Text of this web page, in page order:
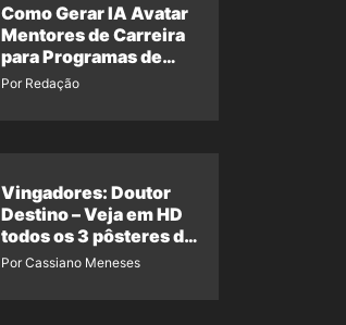
Como Gerar IA Avatar
Mentores de Carreira
para Programas de
Desenvolvimento da
Por Redação
Vingadores: Doutor
Destino – Veja em HD
todos os 3 pôsteres de
‘Doomsday’ + 1 imagem
Por Cassiano Meneses